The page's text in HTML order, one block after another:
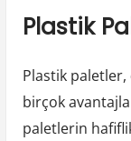
Plastik
Plastik paletler,
birçok
paletlerin